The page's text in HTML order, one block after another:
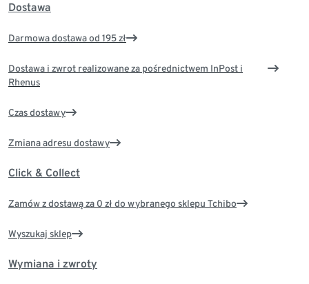
Dostawa
Darmowa dostawa od 195 zł
Dostawa i zwrot realizowane za pośrednictwem InPost i
Rhenus
Czas dostawy
Zmiana adresu dostawy
Click & Collect
Zamów z dostawą za 0 zł do wybranego sklepu Tchibo
Wyszukaj sklep
Wymiana i zwroty